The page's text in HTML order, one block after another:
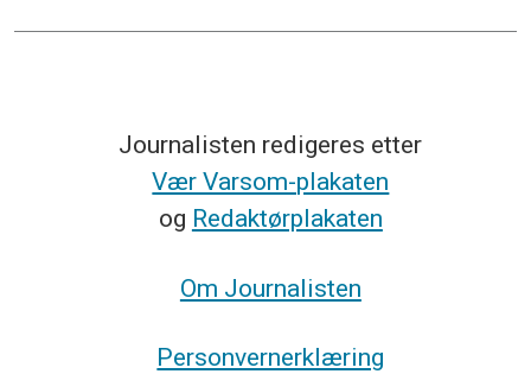
Journalisten redigeres etter
Vær Varsom-plakaten
og Redaktørplakaten
Om Journalisten
Personvernerklæring